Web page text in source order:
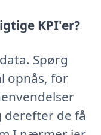
KPI'er?
Spørg
opnås, for
derefter de få